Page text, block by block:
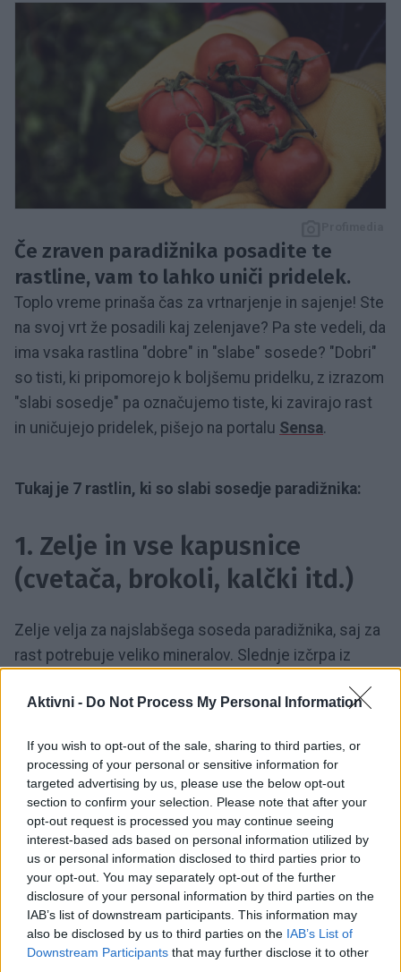
Aktivni - Do Not Process My Personal Information
If you wish to opt-out of the sale, sharing to third parties, or
processing of your personal or sensitive information for
targeted advertising by us, please use the below opt-out
section to confirm your selection. Please note that after your
opt-out request is processed you may continue seeing
interest-based ads based on personal information utilized by
us or personal information disclosed to third parties prior to
your opt-out. You may separately opt-out of the further
disclosure of your personal information by third parties on the
IAB’s list of downstream participants. This information may
also be disclosed by us to third parties on the IAB’s List of
Downstream Participants that may further disclose it to other
Če zraven paradižnika posadite te
rastline, vam to lahko uniči pridelek.
Toplo vreme prinaša čas za vrtnarjenje in sajenje! Ste
na svoj vrt že posadili kaj zelenjave? Pa ste vedeli, da
ima vsaka rastlina "dobre" in "slabe" sosede? "Dobri"
so tisti, ki pripomorejo k boljšemu pridelku, z izrazom
"slabi sosedje" pa označujemo tiste, ki zavirajo rast
in uničujejo pridelek, pišejo na portalu Sensa.
Tukaj je 7 rastlin, ki so slabi sosedje paradižnika:
1. Zelje in vse kapusnice
(cvetača, brokoli, kalčki itd.)
Zelje velja za najslabšega soseda paradižnika, saj za
rast potrebuje veliko mineralov. Slednje izčrpa iz
podobno: potrebuje veliko mineralov, v bitki z zeljem
2. Koruza
Koruza lahko prinese posebne škodljivce, ki jim
pravijo "koruzni črvi". Slednji radi napadejo tudi
paradižnik, kar negativno vpliva na pridelek.
3. Koromač